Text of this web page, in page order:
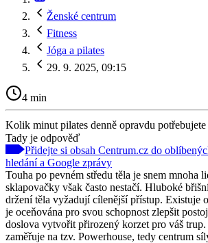
Ženské centrum
Fitness
Jóga a pilates
29. 9. 2025, 09:15
4 min
Kolik minut pilates denně opravdu
Tady je odpověď
Přidejte si obsah Centrum.cz do
hledání a Google zprávy
Touha po pevném středu těla je snem mnoha
sklapovačky však často nestačí. Hluboké
držení těla vyžadují cílenější přístup. Existuje
je oceňována pro svou schopnost zlepšit
doslova vytvořit přirozený korzet pro váš trup.
zaměřuje na tzv. Powerhouse, tedy centrum